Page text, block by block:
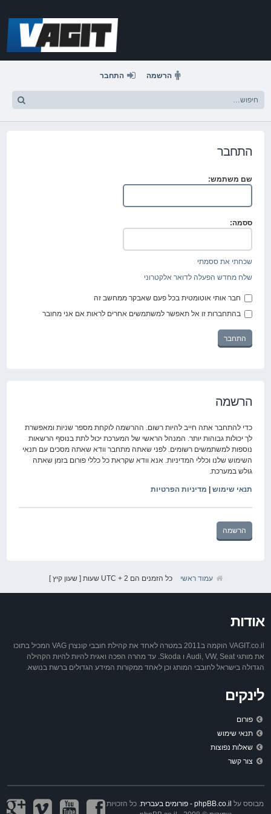
הרשמה התחבר
התחבר
שם משתמש:
ססמה:
שכחתי את ססמתי
שלח מחדש הפעלה לדואר אלקטרוני
חבר אותי אוטומטית בכל פעם שאבקר ממחשב זה
בהתחברות זו אל תאפשר למשתמשים אחרים לראות אם אני מחובר
הרשמה
כדי להתחבר אתה חייב להיות רשום. ההרשמה לוקחת מספר שניות ומאפשרת
לך יכולות גבוהות יותר. המנהל הראשי של המערכת יכול לתת בנוסף הרשאות
נוספות למשתמשים רשומים. לפני שאתה מתחבר וודא שאתה מסכים עם תנאי
השימוש שלנו וכללי המדיניות. אנא וודא שקראת כל כללי פורום בזמן שאתה
גולש במערכת.
תנאי שימוש מדיניות הפרטיות
הרשמה
עמוד ראשי כל הזמנים הם UTC + 2 שעות [ שעון קיץ ]
אודות
VAGIT.co.il הוקמה ב2011 במטרה לאחד את קהילת חובבי קונצרן VAG המכיל בתוכו
את מותגי Audi, VW, Seat ו Skoda. עד מהרה הפכה ואגית להיות להיות הקהילה
הגדולה בישראל לחובבי המותג וכן לאחד ממקורות המידע הגדולים ברשת בנושא.
לינקים
פורום
תנאי שימוש
שאלות נפוצות
צור קשר
מבוסס על phpBB.co.il - פורומים בעברית
. כל הזכויות